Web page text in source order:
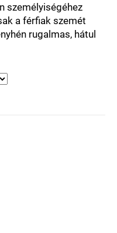
személyiségéhez
a férfiak szemét
rugalmas, hátul